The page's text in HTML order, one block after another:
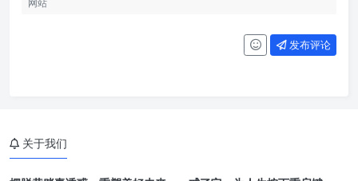
发布评论
关于我们